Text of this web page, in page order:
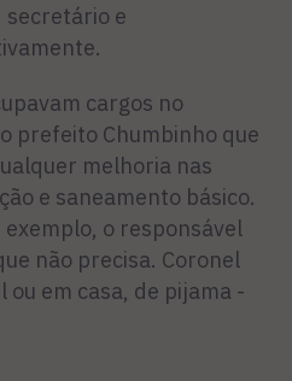
secretário e
cargos no
prefeito Chumbinho que
melhoria nas
e saneamento básico.
o responsável
não precisa. Coronel
em casa, de pijama -